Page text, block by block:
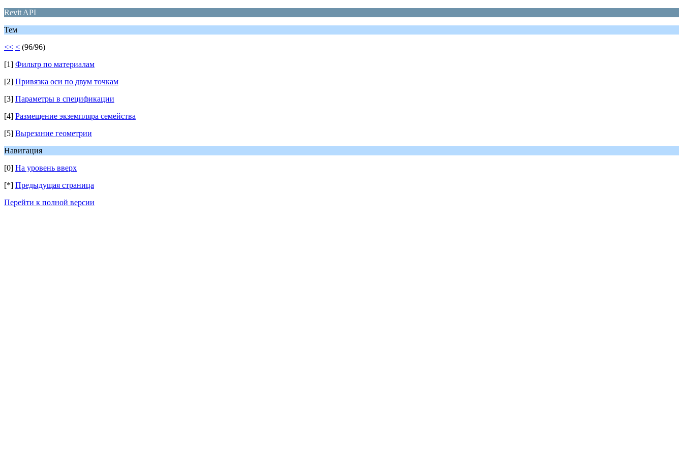
Revit API
Тем
<< < (96/96)
[1] Фильтр по материалам
[2] Привязка оси по двум точкам
[3] Параметры в спецификации
[4] Размещение экземпляра семейства
[5] Вырезание геометрии
Навигация
[0] На уровень вверх
[*] Предыдущая страница
Перейти к полной версии